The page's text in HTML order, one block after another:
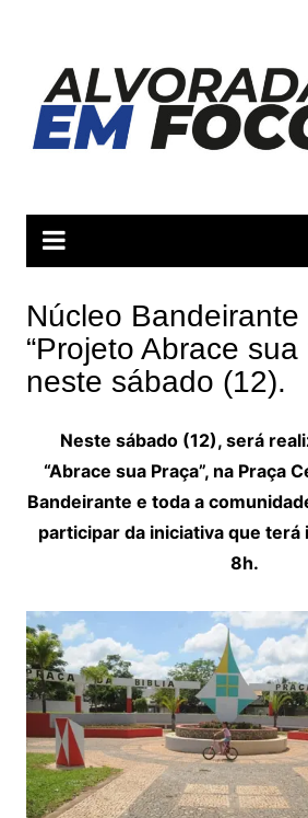
conteúdo
Núcleo
“Projeto Abrace sua
neste sábado (12).
Neste sábado (12), será
“Abrace sua Praça”, na Praça
Bandeirante e toda a
participar da iniciativa que terá
8h.